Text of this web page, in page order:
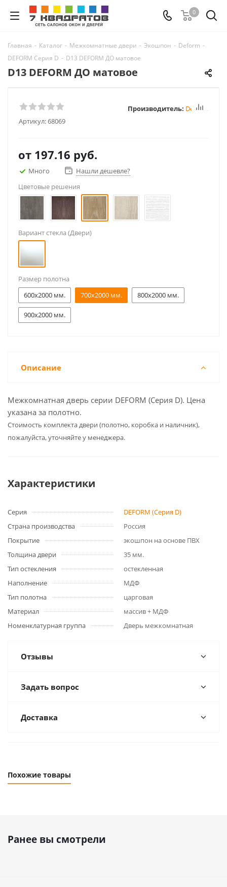
0
Главная - Каталог - Межкомнатные двери - Экошпон - Deform -
DEFORM Серия D - D13 DEFORM ДО матовое
D13 DEFORM ДО матовое
Артикул:68069
Производитель: Deform
от 197.16 руб.
Много
Нашли дешевле?
Цветовые решения
Вариант стекла (Двери)
Размер полотна
600x2000 мм.
700x2000 мм. 800x2000 мм.
900x2000 мм.
Описание
Межкомнатная дверь серии DEFORM (Серия D). Цена
указана за полотно.
Cтоимость комплекта двери (полотно, коробка и наличник),
пожалуйста, уточняйте у менеджера.
Характеристики
Серия
DEFORM (Серия D)
Страна производства
Россия
Покрытие
экошпон на основе ПВХ
Толщина двери
35 мм.
Тип остекления
остекленная
Наполнение
МДФ
Тип полотна
царговая
Материал
массив + МДФ
Номенклатурная группа
Дверь межкомнатная
Отзывы
Задать вопрос
Доставка
Похожие товары
Ранее вы смотрели